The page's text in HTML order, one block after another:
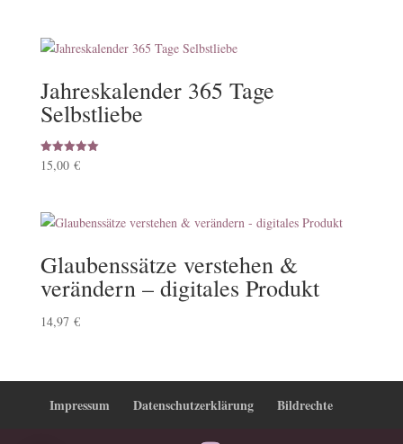
Jahreskalender 365 Tage
Selbstliebe
Bewertet mit
5.00
15,00 €
Glaubenssätze verstehen &
verändern – digitales Produkt
14,97 €
Impressum Datenschutzerklärung Bildrechte